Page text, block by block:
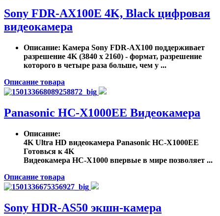
Sony FDR-AX100E 4K, Black цифровая
видеокамера
Описание: Камера Sony FDR-AX100 поддерживает
разрешение 4K (3840 x 2160) - формат, разрешение
которого в четыре раза больше, чем у ...
Описание товара
Panasonic HC-X1000EE Видеокамера
Описание:
4K Ultra HD видеокамера Panasonic HC-X1000EE
Готовься к 4K
Видеокамера HC-X1000 впервые в мире позволяет ...
Описание товара
Sony HDR-AS50 экшн-камера